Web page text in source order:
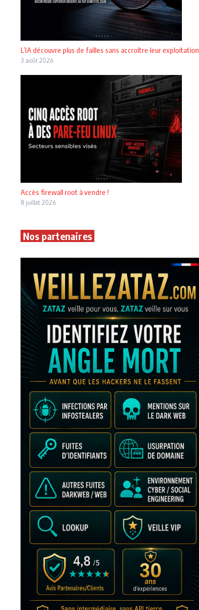
L’IA découvre plus de failles sans accroître leur exploitation
3 août 2026
Accès firewall root à vendre !
8 juillet 2026
Nos partenaires